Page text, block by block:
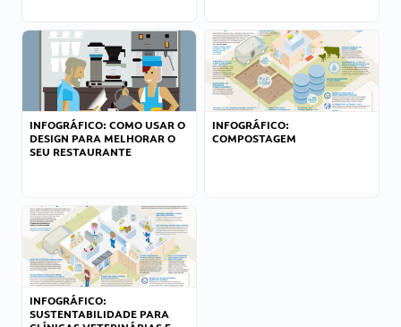
INFOGRÁFICO: COMO USAR O
DESIGN PARA MELHORAR O
SEU RESTAURANTE
INFOGRÁFICO:
COMPOSTAGEM
INFOGRÁFICO:
SUSTENTABILIDADE PARA